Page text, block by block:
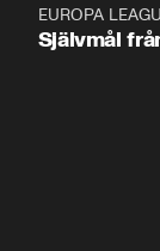
EUROPA
Självmål